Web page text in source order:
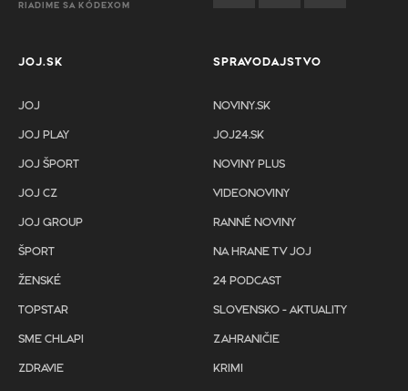
RIADIME SA KÓDEXOM
JOJ.SK
JOJ
JOJ PLAY
JOJ ŠPORT
JOJ CZ
JOJ GROUP
ŠPORT
ŽENSKÉ
TOPSTAR
SME CHLAPI
ZDRAVIE
SPRAVODAJSTVO
NOVINY.SK
JOJ24.SK
NOVINY PLUS
VIDEONOVINY
RANNÉ NOVINY
NA HRANE TV JOJ
24 PODCAST
SLOVENSKO - AKTUALITY
ZAHRANIČIE
KRIMI